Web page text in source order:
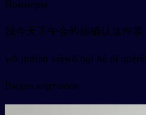
Примеры
我今天下午会和你确认这件事
wǒ jīntiān xiàwǔ huì hé nǐ
Видео карточки